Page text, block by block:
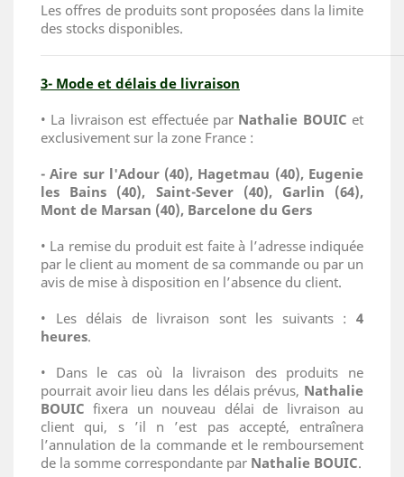
Les offres de produits sont proposées dans la limite
des stocks disponibles.
3- Mode et délais de livraison
• La livraison est effectuée par Nathalie BOUIC et
exclusivement sur la zone France :
- Aire sur l'Adour (40), Hagetmau (40), Eugenie
les Bains (40), Saint-Sever (40), Garlin (64),
Mont de Marsan (40), Barcelone du Gers
• La remise du produit est faite à l’adresse indiquée
par le client au moment de sa commande ou par un
avis de mise à disposition en l’absence du client.
• Les délais de livraison sont les suivants : 4
heures.
• Dans le cas où la livraison des produits ne
pourrait avoir lieu dans les délais prévus, Nathalie
BOUIC fixera un nouveau délai de livraison au
client qui, s ’il n ’est pas accepté, entraînera
l’annulation de la commande et le remboursement
de la somme correspondante par Nathalie BOUIC.